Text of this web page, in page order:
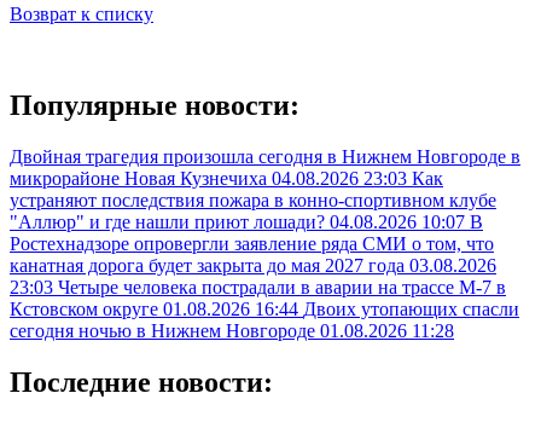
Возврат к списку
Популярные новости:
Двойная трагедия произошла сегодня в Нижнем Новгороде в
микрорайоне Новая Кузнечиха 04.08.2026 23:03 Как
устраняют последствия пожара в конно-спортивном клубе
"Аллюр" и где нашли приют лошади? 04.08.2026 10:07 В
Ростехнадзоре опровергли заявление ряда СМИ о том, что
канатная дорога будет закрыта до мая 2027 года 03.08.2026
23:03 Четыре человека пострадали в аварии на трассе М-7 в
Кстовском округе 01.08.2026 16:44 Двоих утопающих спасли
сегодня ночью в Нижнем Новгороде 01.08.2026 11:28
Последние новости: